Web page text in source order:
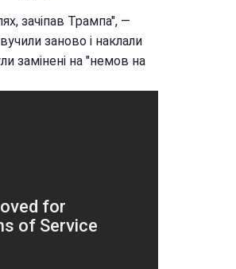
зачіпав Трампа", —
заново і наклали
замінені на "немов на